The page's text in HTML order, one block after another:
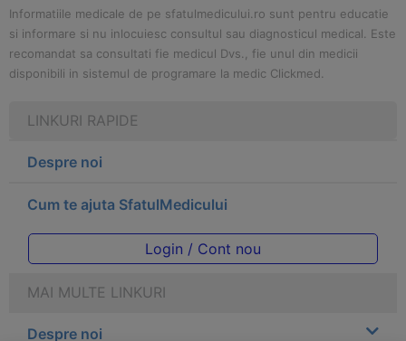
Informatiile medicale de pe sfatulmedicului.ro sunt pentru educatie
si informare si nu inlocuiesc consultul sau diagnosticul medical. Este
recomandat sa consultati fie medicul Dvs., fie unul din medicii
disponibili in sistemul de programare la medic Clickmed.
LINKURI RAPIDE
Despre noi
Cum te ajuta SfatulMedicului
Login / Cont nou
MAI MULTE LINKURI
Despre noi